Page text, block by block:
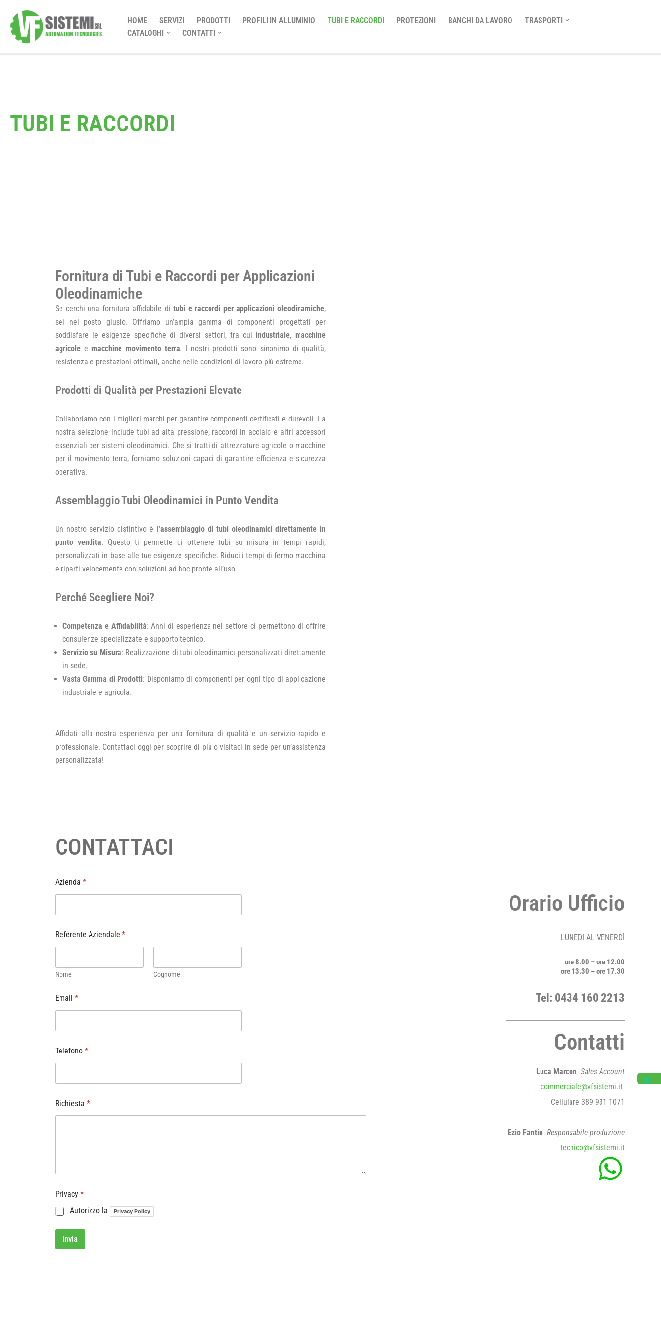
Vai
HOME SERVIZI PRODOTTI PROFILI IN ALLUMINIO TUBI E RACCORDI PROTEZIONI BANCHI DA LAVORO
TRASPORTI
CATALOGHI
CONTATTI
FORNITURA
TUBI E RACCORDI
Fornitura di Tubi e Raccordi per Applicazioni
Oleodinamiche
Se cerchi una fornitura affidabile ditubi e raccordi per applicazioni oleodinamiche,
sei nel posto giusto. Offriamo un’ampia gamma di componenti progettati per
soddisfare le esigenze specifiche di diversi settori, tra cui industriale, macchine
agricole e macchine movimento terra. I nostri prodotti sono sinonimo di qualità,
resistenza e prestazioni ottimali, anche nelle condizioni di lavoro più estreme.
Prodotti di Qualità per Prestazioni Elevate
Collaboriamo con i migliori marchi per garantire componenti certificati e durevoli. La
nostra selezione include tubi ad alta pressione, raccordi in acciaio e altri accessori
essenziali per sistemi oleodinamici. Che si tratti di attrezzature agricole o macchine
per il movimento terra, forniamo soluzioni capaci di garantire efficienza e sicurezza
operativa.
Assemblaggio Tubi Oleodinamici in Punto Vendita
Un nostro servizio distintivo è l’assemblaggio di tubi oleodinamici direttamente in
punto vendita. Questo ti permette di ottenere tubi su misura in tempi rapidi,
personalizzati in base alle tue esigenze specifiche. Riduci i tempi di fermo macchina
e riparti velocemente con soluzioni ad hoc pronte all’uso.
Perché Scegliere Noi?
Competenza e Affidabilità: Anni di esperienza nel settore ci permettono di offrire
consulenze specializzate e supporto tecnico.
Servizio su Misura: Realizzazione di tubi oleodinamici personalizzati direttamente
in sede.
Vasta Gamma di Prodotti: Disponiamo di componenti per ogni tipo di applicazione
industriale e agricola.
Affidati alla nostra esperienza per una fornitura di qualità e un servizio rapido e
professionale. Contattaci oggi per scoprire di più o visitaci in sede per un’assistenza
personalizzata!
CONTATTACI
Azienda *
Referente Aziendale *
Nome Cognome
Email *
Telefono *
Richiesta *
Privacy *
Autorizzo la
Privacy Policy
Invia
Orario Ufficio
LUNEDI AL VENERDÌ
ore 8.00 – ore 12.00
ore 13.30 – ore 17.30
Tel: 0434 160 2213
Contatti
Luca Marcon Sales Account
commerciale@vfsistemi.it
Cellulare 389 931 1071
Ezio FantinResponsabile produzione
tecnico@vfsistemi.it